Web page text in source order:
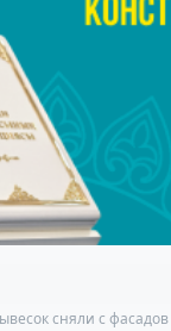
сняли с